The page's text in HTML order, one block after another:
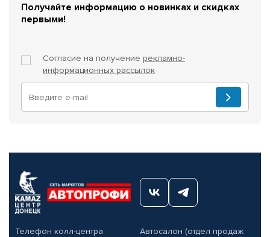
Получайте информацию о новинках и скидках
первыми!
Согласие на получение рекламно-
информационных рассылок
Телефон колл-центра
Автосалон (отдел продаж